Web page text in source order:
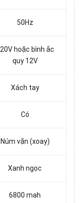
50Hz
hoặc bình ắc
quy 12V
Xách tay
Có
Núm vặn (xoay)
Xanh ngọc
6800 mah